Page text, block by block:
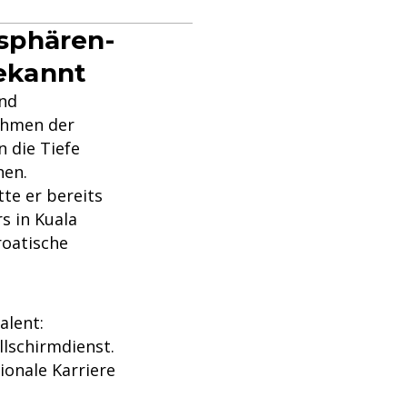
der
die Tiefe
er bereits
in Kuala
Karriere